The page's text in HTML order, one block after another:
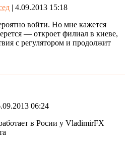
| 4.09.2013 15:18
войти. Но мне кажется
— откроет филиал в киеве,
с регулятором и продолжит
06:24
в Росии у VladimirFX